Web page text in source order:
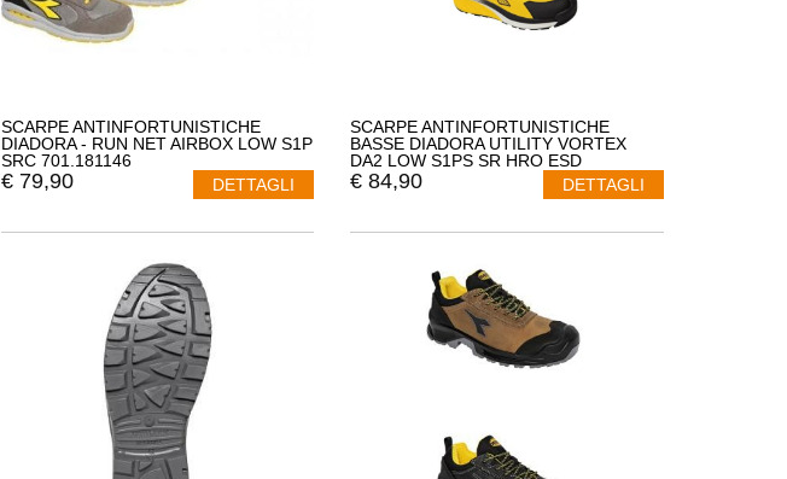
SCARPE ANTINFORTUNISTICHE
DIADORA - RUN NET AIRBOX LOW S1P
SRC 701.181146
€ 79,90 DETTAGLI
SCARPE ANTINFORTUNISTICHE
BASSE DIADORA UTILITY VORTEX
DA2 LOW S1PS SR HRO ESD
701.182043
€ 84,90 DETTAGLI